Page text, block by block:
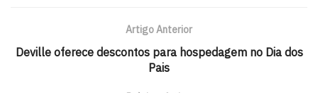
fortalecer as ações de fiscalização ambiental e de apoio
Artigo Anterior
Deville oferece descontos para hospedagem no Dia dos
Pais